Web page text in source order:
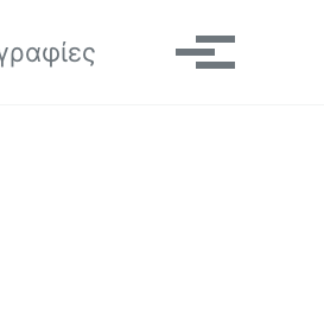
Toggle search
Μενού